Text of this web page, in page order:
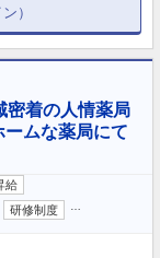
）
密着の人情薬局
ムな薬局にて
給
研修制度